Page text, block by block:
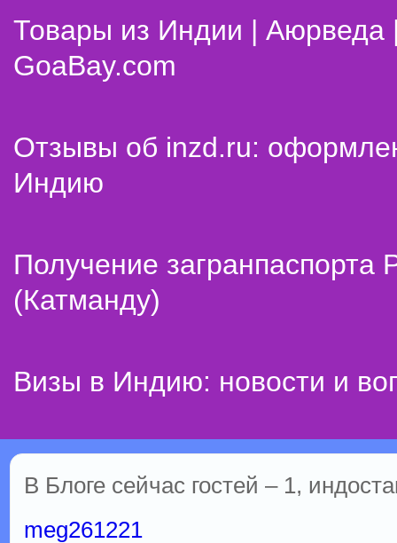
Товары из Индии | Аюрведа
GoaBay.com
Отзывы об inzd.ru:
Индию
Получение
(Катманду)
Визы в Индию: новости и
В Блоге сейчас гостей – 1,
meg261221